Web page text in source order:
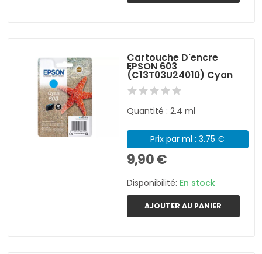
Cartouche D'encre
EPSON 603
(C13T03U24010) Cyan
Quantité : 2.4 ml
Prix par ml : 3.75 €
9,90 €
Disponibilité: En stock
AJOUTER AU PANIER